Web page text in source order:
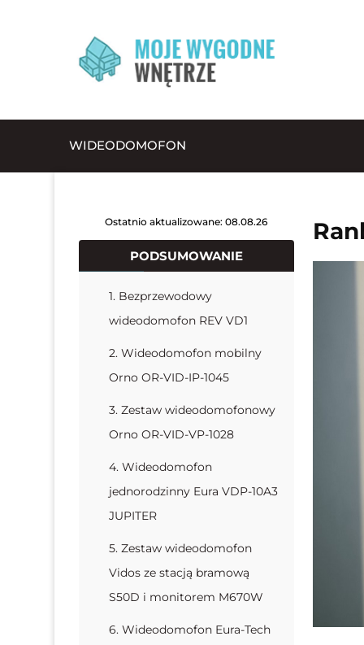
WIDEODOMOFON
Ostatnio aktualizowane: 08.08.26
PODSUMOWANIE
1. Bezprzewodowy
wideodomofon REV VD1
2. Wideodomofon mobilny
Orno OR-VID-IP-1045
3. Zestaw wideodomofonowy
Orno OR-VID-VP-1028
4. Wideodomofon
jednorodzinny Eura VDP-10A3
JUPITER
5. Zestaw wideodomofon
Vidos ze stacją bramową
S50D i monitorem M670W
6. Wideodomofon Eura-Tech